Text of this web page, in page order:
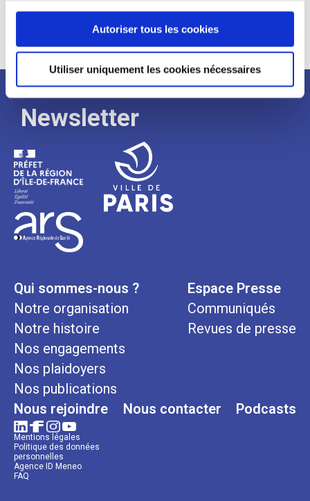
continuez à utiliser notre site Web.
Autoriser tous les cookies
Utiliser uniquement les cookies nécessaires
recrutement
Newsletter
Qui sommes-nous ?
Notre organisation
Notre histoire
Nos engagements
Nos plaidoyers
Nos publications
Espace Presse
Communiqués
Revues de presse
Nous rejoindre Nous contacter Podcasts
Mentions légales
Politique des données
personnelles
Agence ID Meneo
FAQ